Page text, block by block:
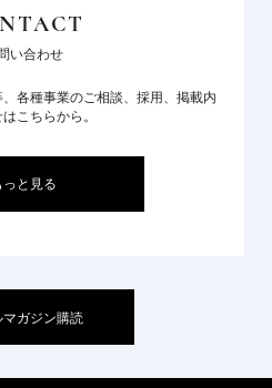
い合わせ
各種事業のご相談、採用、掲載内
こちらから。
っと見る
マガジン購読